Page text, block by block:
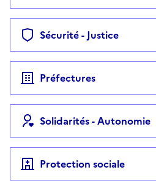
Sécurité - Justice
Préfectures
Solidarités - Autonomie
Protection sociale